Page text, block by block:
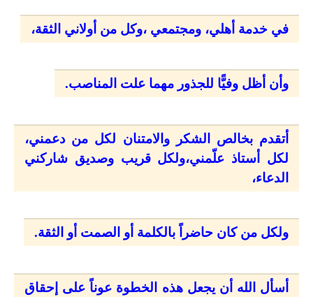
في خدمة أهلي، ومجتمعي ،وكل من أولاني الثقة،
وأن أظل وفيًّا للجذور مهما علت المناصب.
أتقدم بخالص الشكر والامتنان لكل من دعمني،
لكل أستاذ علّمني،ولكل قريب وصديق شاركني
الدعاء،
ولكل من كان حاضراً بالكلمة أو الصمت أو الثقة.
أسأل الله أن يجعل هذه الخطوة عوناً على إحقاق